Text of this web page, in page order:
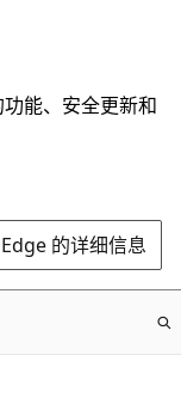
能、安全更新和
的详细信息